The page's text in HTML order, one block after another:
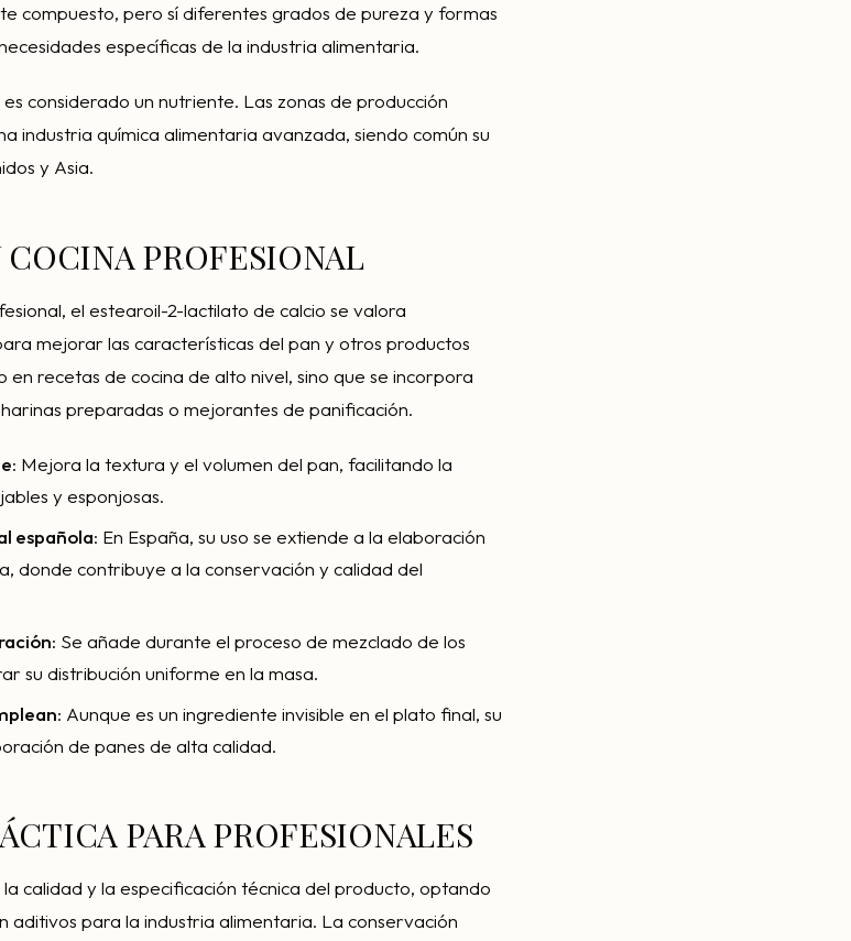
compuesto, pero sí diferentes grados de pureza y formas
específicas de la industria alimentaria.
considerado un nutriente. Las zonas de producción
industria química alimentaria avanzada, siendo común su
y Asia.
PROFESIONAL
el estearoil-2-lactilato de calcio se valora
mejorar las características del pan y otros productos
recetas de cocina de alto nivel, sino que se incorpora
preparadas o mejorantes de panificación.
: Mejora la textura y el volumen del pan, facilitando la
y esponjosas.
española: En España, su uso se extiende a la elaboración
donde contribuye a la conservación y calidad del
: Se añade durante el proceso de mezclado de los
su distribución uniforme en la masa.
: Aunque es un ingrediente invisible en el plato final, su
de panes de alta calidad.
PARA PROFESIONALES
calidad y la especificación técnica del producto, optando
aditivos para la industria alimentaria. La conservación